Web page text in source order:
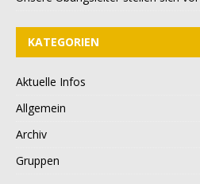
KATEGORIEN
Aktuelle Infos
Allgemein
Archiv
Gruppen